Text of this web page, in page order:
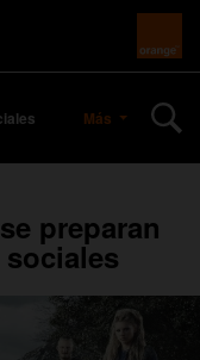
Más
preparan